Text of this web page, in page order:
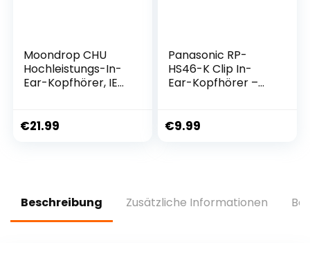
Moondrop CHU
Hochleistungs-In-
Ear-Kopfhörer, IEM,
Mikrofon)
€21.99
Panasonic RP-
HS46-K Clip In-
Ear-Kopfhörer –
angenehm zu
€9.99
Beschreibung Zusätzliche Informationen